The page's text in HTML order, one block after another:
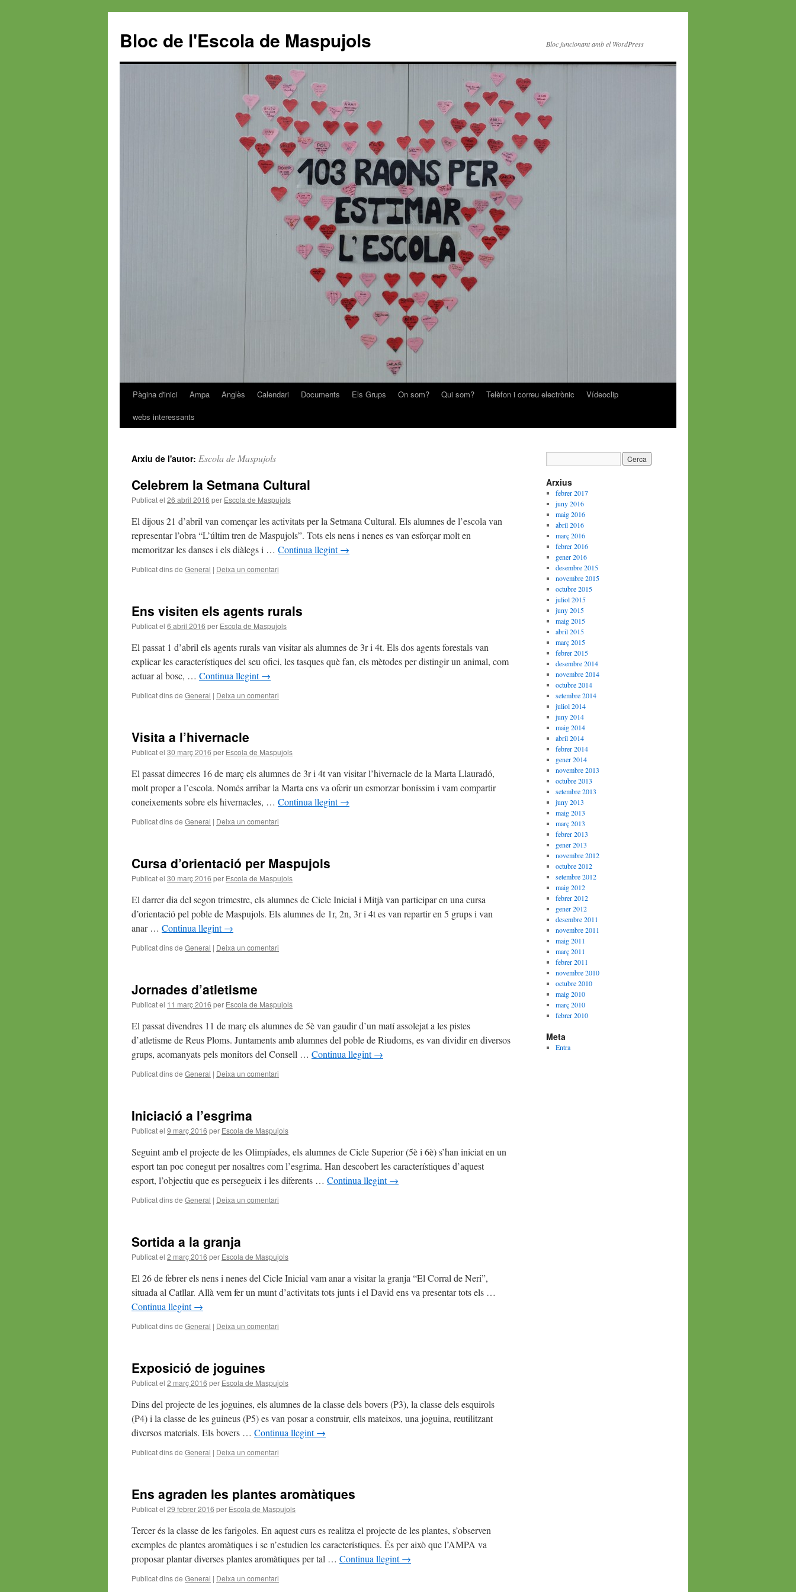
Bloc de l'Escola de Maspujols Bloc funcionant amb el WordPress
VésPàgina d'inici Ampa Anglès Calendari Documents Els Grups On som? Qui som? Telèfon i correu electrònic
Vídeoclip
webs interessants
Arxiu de l'autor: Escola de Maspujols
Celebrem la Setmana Cultural
Publicat el 26 abril 2016 per Escola de Maspujols
El dijous 21 d’abril van començar les activitats per la Setmana Cultural. Els alumnes de l’escola van
representar l’obra “L’últim tren de Maspujols”. Tots els nens i nenes es van esforçar molt en
memoritzar les danses i els diàlegs i … Continua llegint→
Publicat dins de General | Deixa un comentari
Ens visiten els agents rurals
Publicat el 6 abril 2016 per Escola de Maspujols
El passat 1 d’abril els agents rurals van visitar als alumnes de 3r i 4t. Els dos agents forestals van
explicar les característiques del seu ofici, les tasques què fan, els mètodes per distingir un animal, com
actuar al bosc, … Continua llegint→
Publicat dins de General | Deixa un comentari
Visita a l’hivernacle
Publicat el 30 març 2016 per Escola de Maspujols
El passat dimecres 16 de març els alumnes de 3r i 4t van visitar l’hivernacle de la Marta Llauradó,
molt proper a l’escola. Només arribar la Marta ens va oferir un esmorzar boníssim i vam compartir
coneixements sobre els hivernacles, … Continua llegint→
Publicat dins de General | Deixa un comentari
Cursa d’orientació per Maspujols
Publicat el 30 març 2016 per Escola de Maspujols
El darrer dia del segon trimestre, els alumnes de Cicle Inicial i Mitjà van participar en una cursa
d’orientació pel poble de Maspujols. Els alumnes de 1r, 2n, 3r i 4t es van repartir en 5 grups i van
anar … Continua llegint→
Publicat dins de General | Deixa un comentari
Jornades d’atletisme
Publicat el 11 març 2016 per Escola de Maspujols
El passat divendres 11 de març els alumnes de 5è van gaudir d’un matí assolejat a les pistes
d’atletisme de Reus Ploms. Juntaments amb alumnes del poble de Riudoms, es van dividir en diversos
grups, acomanyats pels monitors del Consell … Continua llegint→
Publicat dins de General | Deixa un comentari
Iniciació a l’esgrima
Publicat el 9 març 2016 per Escola de Maspujols
Seguint amb el projecte de les Olimpíades, els alumnes de Cicle Superior (5è i 6è) s’han iniciat en un
esport tan poc conegut per nosaltres com l’esgrima. Han descobert les característiques d’aquest
esport, l’objectiu que es persegueix i les diferents … Continua llegint→
Publicat dins de General | Deixa un comentari
Sortida a la granja
Publicat el 2 març 2016 per Escola de Maspujols
El 26 de febrer els nens i nenes del Cicle Inicial vam anar a visitar la granja “El Corral de Neri”,
situada al Catllar. Allà vem fer un munt d’activitats tots junts i el David ens va presentar tots els …
Continua llegint→
Publicat dins de General | Deixa un comentari
Exposició de joguines
Publicat el 2 març 2016 per Escola de Maspujols
Dins del projecte de les joguines, els alumnes de la classe dels bovers (P3), la classe dels esquirols
(P4) i la classe de les guineus (P5) es van posar a construir, ells mateixos, una joguina, reutilitzant
diversos materials. Els bovers … Continua llegint→
Publicat dins de General | Deixa un comentari
Ens agraden les plantes aromàtiques
Publicat el 29 febrer 2016 per Escola de Maspujols
Tercer és la classe de les farigoles. En aquest curs es realitza el projecte de les plantes, s’observen
exemples de plantes aromàtiques i se n’estudien les característiques. És per això que l’AMPA va
proposar plantar diverses plantes aromàtiques per tal … Continua llegint→
Publicat dins de General | Deixa un comentari
Arxius
febrer 2017
juny 2016
maig 2016
abril 2016
març 2016
febrer 2016
gener 2016
desembre 2015
novembre 2015
octubre 2015
juliol 2015
juny 2015
maig 2015
abril 2015
març 2015
febrer 2015
desembre 2014
novembre 2014
octubre 2014
setembre 2014
juliol 2014
juny 2014
maig 2014
abril 2014
febrer 2014
gener 2014
novembre 2013
octubre 2013
setembre 2013
juny 2013
maig 2013
març 2013
febrer 2013
gener 2013
novembre 2012
octubre 2012
setembre 2012
maig 2012
febrer 2012
gener 2012
desembre 2011
novembre 2011
maig 2011
març 2011
febrer 2011
novembre 2010
octubre 2010
maig 2010
març 2010
febrer 2010
Meta
Entra